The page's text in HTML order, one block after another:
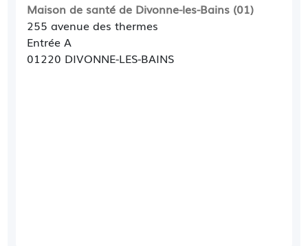
Maison de santé de Divonne-les-Bains (01)
255 avenue des thermes
Entrée A
01220 DIVONNE-LES-BAINS